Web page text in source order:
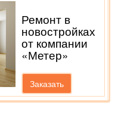
Ремонт в
новостройках
от компании
«Метер»
Заказать